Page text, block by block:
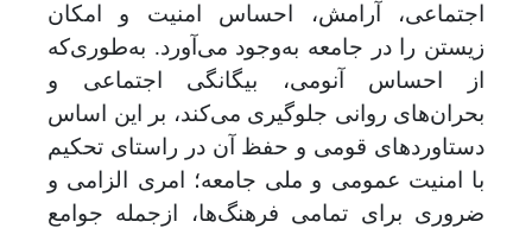
اجتماعی، آرامش، احساس امنیت و امکان
زیستن را در جامعه به‌‌وجود می‌آورد. به‌طوری‌که
از احساس آنومی، بیگانگی اجتماعی و
بحران‌های روانی جلوگیری می‌کند، بر این اساس
دستاوردهای قومی و حفظ آن در راستای تحکیم
با امنیت عمومی و ملی جامعه؛ امری الزامی و
ضروری برای تمامی فرهنگ‌ها، ازجمله جوامع